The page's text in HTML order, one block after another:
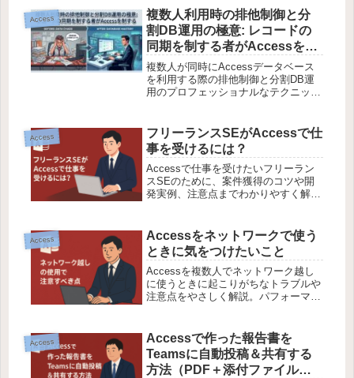
Access
複数人利用時の排他制御と分
割DB運用の極意: レコードの
同期を制する者がAccessを制
する
複数人が同時にAccessデータベース
を利用する際の排他制御と分割DB運
用のプロフェッショナルなテクニッ
を学ぼう。
Access
フリーランスSEがAccessで仕
事を受けるには？
Accessで仕事を受けたいフリーラン
スSEのために、案件獲得のコツや開
発実例、注意点までわかりやすく解
Access
Accessをネットワークで使う
ときに気をつけたいこと
Accessを複数人でネットワーク越し
に使うときに起こりがちなトラブルや
注意点をやさしく解説。パフォーマン
Access
Accessで作った報告書を
Teamsに自動投稿＆共有する
方法（PDF＋添付ファイル